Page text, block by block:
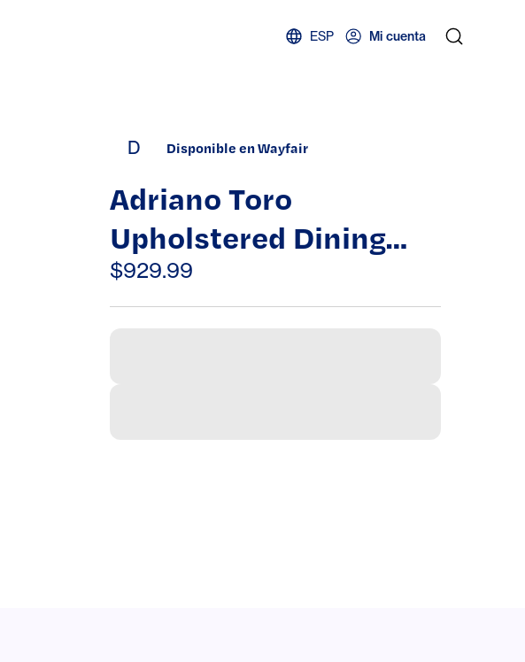
ESP Mi cuenta
D Disponible en Wayfair
Adriano Toro
Upholstered Dining
Chair
$929.99